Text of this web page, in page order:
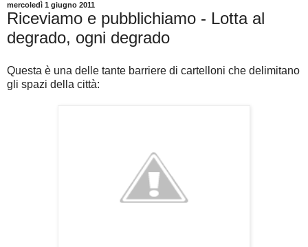
mercoledì 1 giugno 2011
Riceviamo e pubblichiamo - Lotta al
degrado, ogni degrado
Questa è una delle tante barriere di cartelloni che delimitano
gli spazi della città: